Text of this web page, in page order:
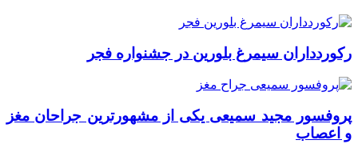
رکوردداران سیمرغ بلورین در جشنواره فجر
پروفسور مجید سمیعی یکی از مشهورترین جراحان مغز
و اعصاب